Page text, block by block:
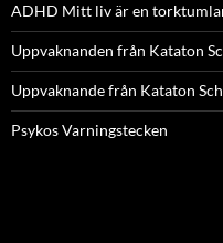
ADHD Mitt liv är en
Uppvaknanden från Kataton
Uppvaknande från Kataton
Psykos Varningstecken